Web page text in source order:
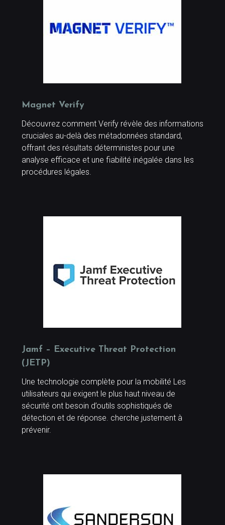
Magnet Verify
Découvrez comment Verify révèle des informations
cruciales au-delà des métadonnées standard,
offrant des résultats déterministes pour une
analyse efficace et une fiabilité inégalée dans les
procédures légales.
Jamf – Executive Threat Protection
(JETP)
Une technologie complète pour la mobilité Les
utilisateurs qui exigent le plus haut niveau de
sécurité ont besoin d’outils sophistiqués de
détection et de réponse. cherche justement à
prévenir.